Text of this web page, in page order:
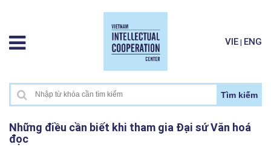
Tìm kiếm
VIE| ENG
Những điều cần biết khi tham gia Đại sứ Văn hoá
đọc